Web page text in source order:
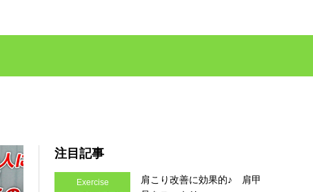
注目記事
Exercise
肩こり改善に効果的♪ 肩甲